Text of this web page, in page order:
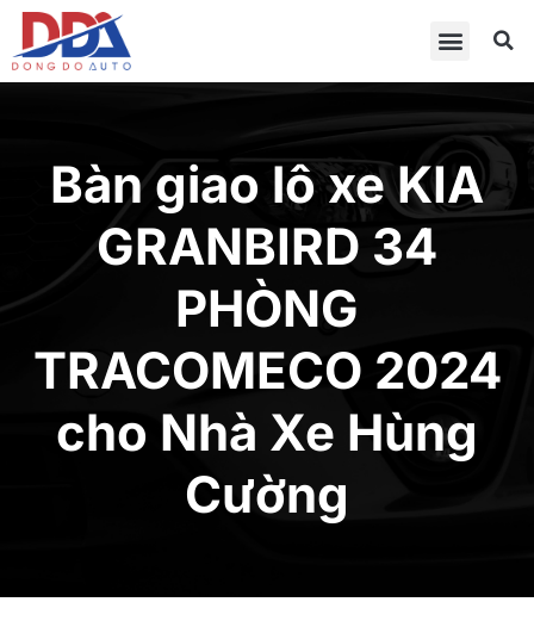
Bàn giao lô xe KIA
GRANBIRD 34
PHÒNG
TRACOMECO 2024
cho Nhà Xe Hùng
Cường